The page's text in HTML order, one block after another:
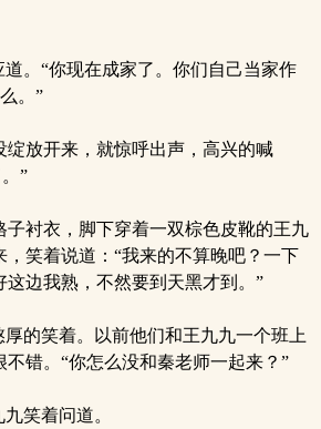
。“你现在成家了。你们自己当家作
。”
放开来，就惊呼出声，高兴的喊
”
衬衣，脚下穿着一双棕色皮靴的王九
，笑着说道：“我来的不算晚吧？一下
边我熟，不然要到天黑才到。”
的笑着。以前他们和王九九一个班上
错。“你怎么没和秦老师一起来？”
笑着问道。